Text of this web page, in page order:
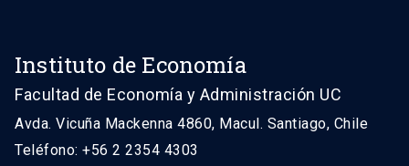
Instituto de Economía
Facultad de Economía y Administración UC
Avda. Vicuña Mackenna 4860, Macul. Santiago, Chile
Teléfono: +56 2 2354 4303